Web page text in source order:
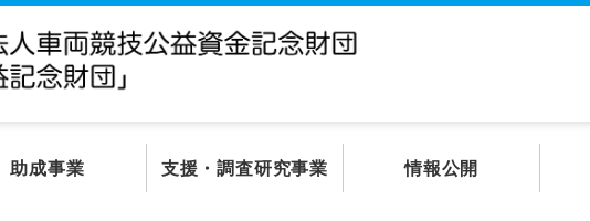
助成事業 支援・調査研究事業 情報公開